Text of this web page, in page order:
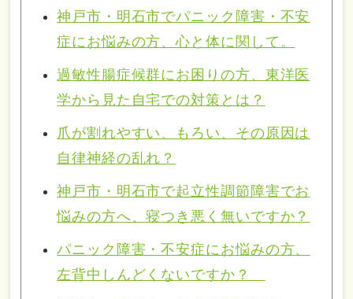
神戸市・明石市でパニック障害・不安
症にお悩みの方、心と体に関して。
過敏性腸症候群にお困りの方、東洋医
学から見た自宅での対策とは？
爪が割れやすい、もろい、その原因は
自律神経の乱れ？
神戸市・明石市で起立性調節障害でお
悩みの方へ、寝つき悪く無いですか？
パニック障害・不安症にお悩みの方、
左背中しんどくないですか？